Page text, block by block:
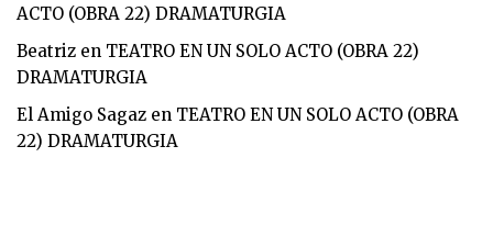
ACTO (OBRA 22) DRAMATURGIA
Beatriz en TEATRO EN UN SOLO ACTO (OBRA 22)
DRAMATURGIA
El Amigo Sagaz en TEATRO EN UN SOLO ACTO (OBRA
22) DRAMATURGIA